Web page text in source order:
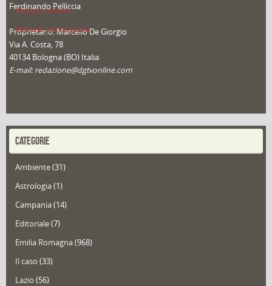
Video (archivio)
Video in primo piano
Ferdinando Pelliccia
Proprietario: Marcello De Giorgio
Via A. Costa, 78
40134 Bologna (BO) Italia
E-mail: redazione@dgtvonline.com
CATEGORIE
Ambiente(31)
Astrologia(1)
Campania(14)
Editoriale(7)
Emilia Romagna(968)
Il caso (33)
Lazio (56)